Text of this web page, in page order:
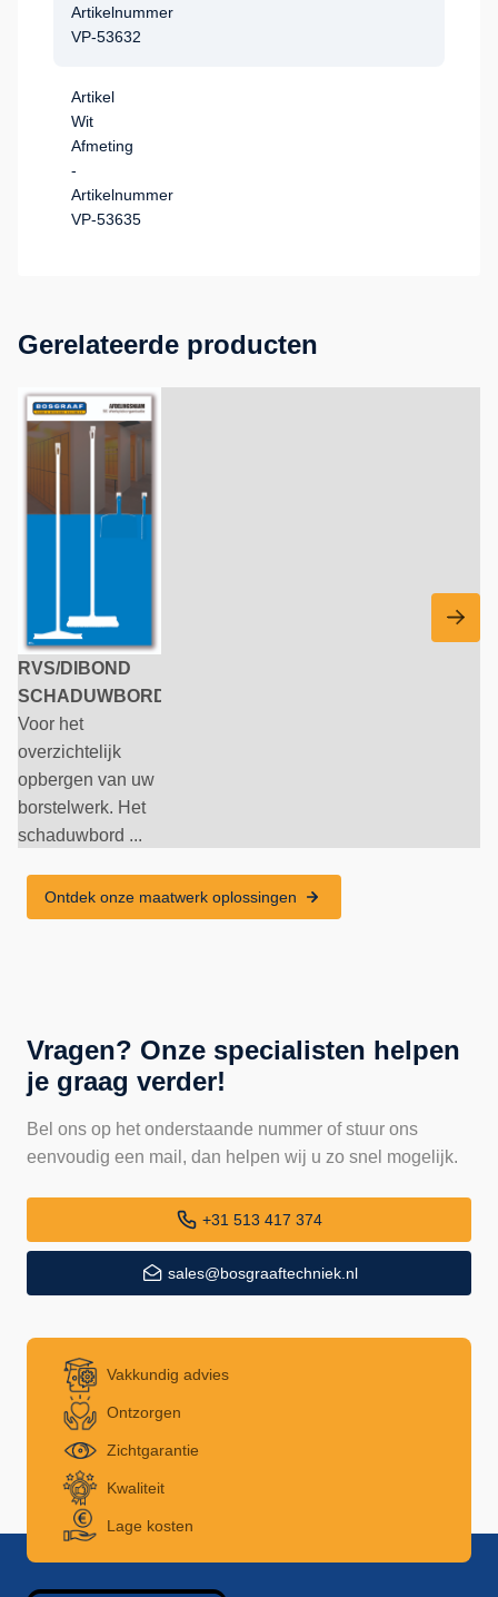
Artikelnummer
VP-53632
Artikel
Wit
Afmeting
-
Artikelnummer
VP-53635
Gerelateerde producten
RVS/DIBOND
SCHADUWBORD
Voor het
overzichtelijk
opbergen van uw
borstelwerk. Het
schaduwbord ...
Ontdek onze maatwerk oplossingen
Vragen? Onze specialisten helpen
je graag verder!
Bel ons op het onderstaande nummer of stuur ons
eenvoudig een mail, dan helpen wij u zo snel mogelijk.
+31 513 417 374
sales@bosgraaftechniek.nl
Vakkundig advies
Ontzorgen
Zichtgarantie
Kwaliteit
Lage kosten